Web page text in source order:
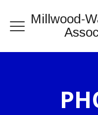
Millwood-